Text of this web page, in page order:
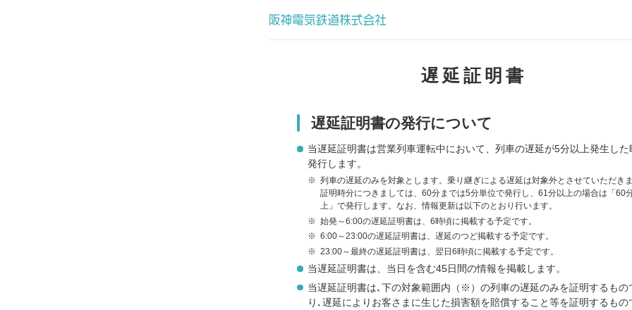
遅延証明書
遅延証明書の発行について
当遅延証明書は営業列車運転中において、列車の遅延が5分以上発生した
発行します。
※ 列車の遅延のみを対象とします。乗り継ぎによる遅延は対象外とさせていただきま
証明時分につきましては、60分までは5分単位で発行し、61分以上の場合は「60
上」で発行します。なお、情報更新は以下のとおり行います。
※ 始発～6:00の遅延証明書は、6時頃に掲載する予定です。
※ 6:00～23:00の遅延証明書は、遅延のつど掲載する予定です。
※ 23:00～最終の遅延証明書は、翌日6時頃に掲載する予定です。
当遅延証明書は、当日を含む45日間の情報を掲載します。
当遅延証明書は､下の対象範囲内（※）の列車の遅延のみを証明するもの
り､遅延によりお客さまに生じた損害額を賠償すること等を証明するもの